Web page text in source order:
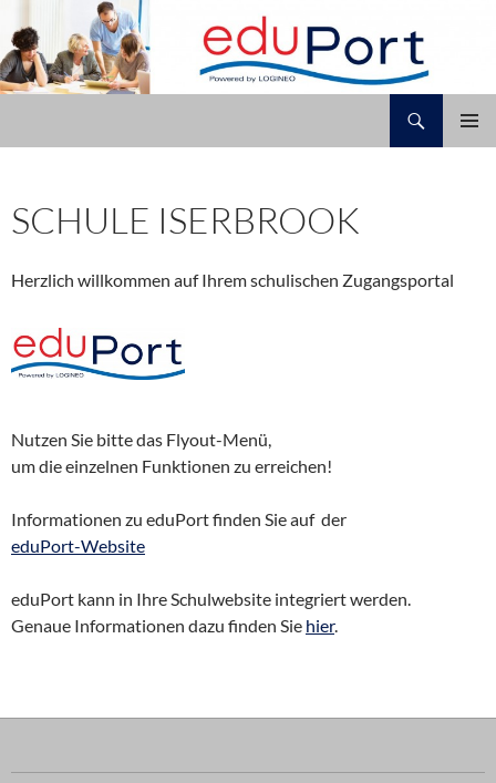
Inhalt
springen
SCHULE ISERBROOK
Herzlich willkommen auf Ihrem schulischen Zugangsportal
Nutzen Sie bitte das Flyout-Menü,
um die einzelnen Funktionen zu erreichen!
Informationen zu eduPort finden Sie auf der
eduPort-Website
eduPort kann in Ihre Schulwebsite integriert werden.
Genaue Informationen dazu finden Sie hier.